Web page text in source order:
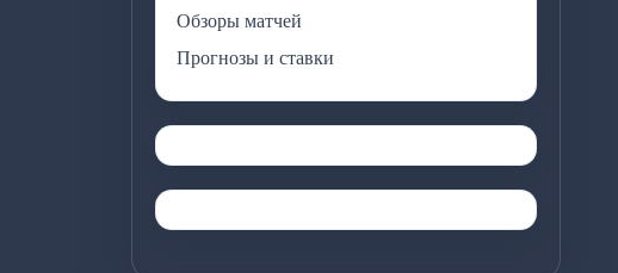
Обзоры матчей
Прогнозы и ставки